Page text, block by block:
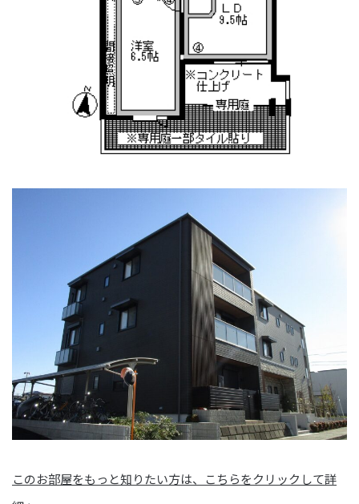
このお部屋をもっと知りたい方は、こちらをクリックして詳